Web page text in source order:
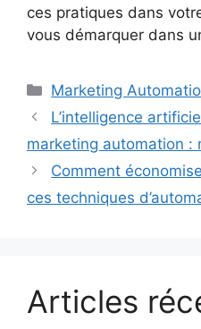
ces pratiques dans
vous démarquer dans
Catégories
Marketing
L’intelligence
marketing automation :
Comment
ces techniques
Articles